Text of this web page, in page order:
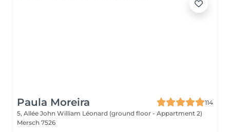
Paula Moreira
114
5, Allée John William Léonard (ground floor - Appartment 2)
Mersch 7526